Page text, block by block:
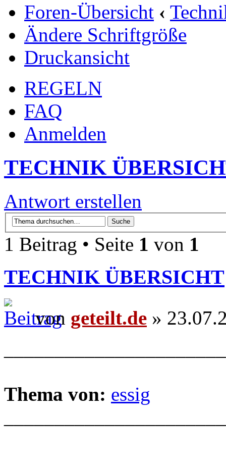
Foren-Übersicht ‹
Ändere Schriftgröße
Druckansicht
REGELN
FAQ
Anmelden
TECHNIK
Antwort erstellen
1 Beitrag • Seite 1 von 1
TECHNIK ÜBERSICHT
von geteilt.de »
Thema von: essig